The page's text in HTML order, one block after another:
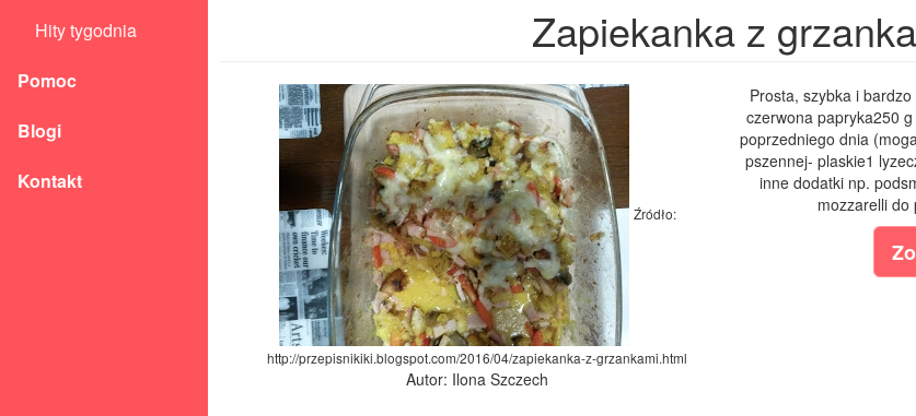
Hity tygodnia
Pomoc
Blogi
Kontakt
Zapiekanka z
Źródło:
http://przepisnikiki.blogspot.com/2016/04/zapiekanka-z-grzankami.html
Autor: Ilona Szczech
Prosta, szybka i
czerwona papryka250
poprzedniego dnia
pszennej- plaskie1
inne dodatki np.
mozzarelli do